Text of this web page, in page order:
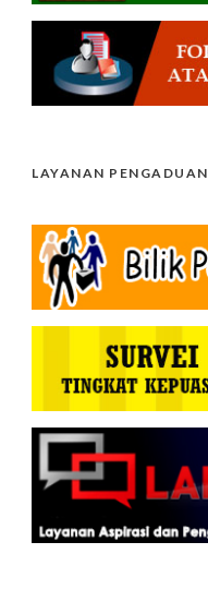
LAYANAN PENGADUAN